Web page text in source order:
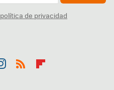
política de privacidad